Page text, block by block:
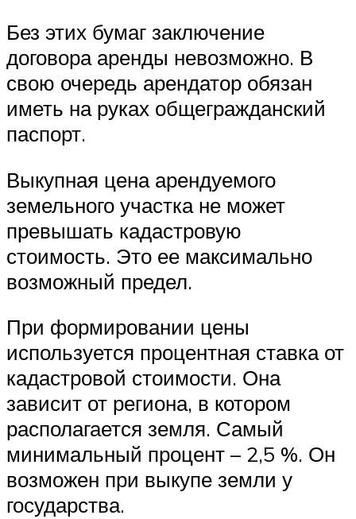
Без этих бумаг заключение
договора аренды невозможно. В
свою очередь арендатор обязан
иметь на руках общегражданский
паспорт.
Выкупная цена арендуемого
земельного участка не может
превышать кадастровую
стоимость. Это ее максимально
возможный предел.
При формировании цены
используется процентная ставка от
кадастровой стоимости. Она
зависит от региона, в котором
располагается земля. Самый
минимальный процент – 2,5 %. Он
возможен при выкупе земли у
государства.